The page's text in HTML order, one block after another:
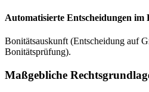
Automatisierte Entscheidungen im
Bonitätsauskunft (Entscheidung auf
Bonitätsprüfung).
Maßgebliche